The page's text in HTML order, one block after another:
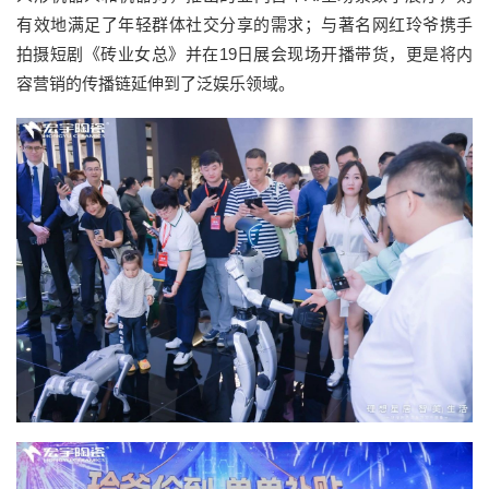
有效地满足了年轻群体社交分享的需求；与著名网红玲爷携手
拍摄短剧《砖业女总》并在19日展会现场开播带货，更是将内
容营销的传播链延伸到了泛娱乐领域。